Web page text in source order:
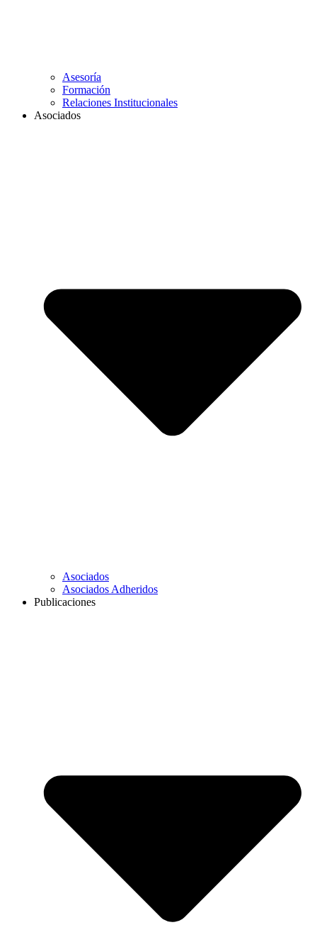
Asesoría
Formación
Relaciones Institucionales
Asociados
Asociados
Asociados Adheridos
Publicaciones